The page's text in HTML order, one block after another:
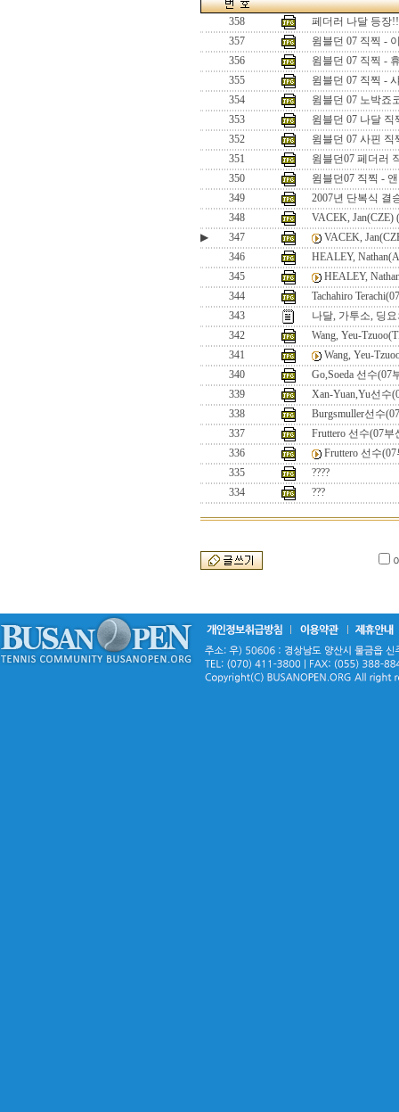
358
페더러 나달 등장!!
357
윔블던 07 직찍 -
356
윔블던 07 직찍 -
355
윔블던 07 직찍 -
354
윔블던 07 노박죠
353
윔블던 07 나달 직
352
윔블던 07 사핀 직
351
윔블던07 페더러
350
윔블던07 직찍 -
349
2007년 단복식 결
348
VACEK, Jan(CZE)
▶
347
VACEK,
346
HEALEY,
345
HEALEY,
344
Tachahiro
343
나달, 가투소, 딩
342
Wang, Yeu-
341
Wang, Yeu-
340
Go,Soeda 선수(07
339
Xan-Yuan,Yu선수
338
Burgsmuller선수
337
Fruttero 선수(07부
336
Fruttero 선수
335
????
334
???